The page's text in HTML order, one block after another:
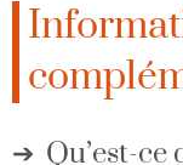
Qu’est-ce